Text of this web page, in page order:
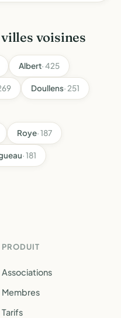
voisines
Albert· 425
Doullens· 251
Roye· 187
· 181
PRODUIT
Associations
Membres
Tarifs